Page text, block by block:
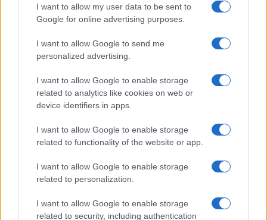
I want to allow my user data to be sent to
Google for online advertising purposes.
I want to allow Google to send me
personalized advertising.
I want to allow Google to enable storage
related to analytics like cookies on web or
device identifiers in apps.
I want to allow Google to enable storage
related to functionality of the website or app.
I want to allow Google to enable storage
related to personalization.
I want to allow Google to enable storage
related to security, including authentication
Seguici su Google News
TRIBUNALE DI NOCERA INFERIORE N. 6/2020 - RG N. 1338/2020
ISCRIZIONE AL ROC N. 35792 – ISCRITTA ALL’ANSO (ASSOCIAZIONE
NAZIONALE STAMPA ONLINE)
Privacy e Notifiche